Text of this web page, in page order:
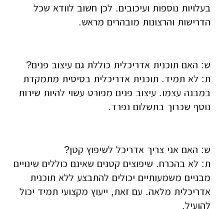
בעלויות נוספות ועיכובים. לכן חשוב לוודא שכל
הדרישות והרצונות מובהרים מראש.
ש: האם תוכנית אדריכלית כוללת גם עיצוב פנים?
ת: לא תמיד. תוכנית אדריכלית בסיסית מתמקדת
במבנה עצמו. עיצוב פנים מפורט עשוי להיות שירות
נוסף שכרוך בתשלום נפרד.
ש: האם אני צריך אדריכל לשיפוץ קטן?
ת: לא בהכרח. שיפוצים קטנים שאינם כוללים שינויים
מבניים משמעותיים יכולים להתבצע ללא תוכנית
אדריכלית מלאה. עם זאת, ייעוץ מקצועי תמיד יכול
להועיל.